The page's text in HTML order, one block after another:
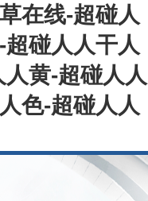
在线-超碰人
碰人人干人
黄-超碰人人
色-超碰人人